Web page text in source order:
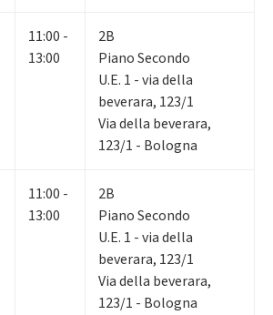
11:00 -
13:00
2B
Piano Secondo
U.E. 1 - via della
beverara, 123/1
Via della beverara,
123/1 - Bologna
11:00 -
13:00
2B
Piano Secondo
U.E. 1 - via della
beverara, 123/1
Via della beverara,
123/1 - Bologna